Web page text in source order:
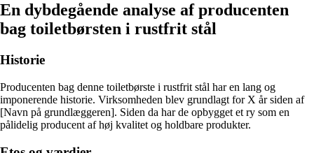
En dybdegående analyse af producenten
bag toiletbørsten i rustfrit stål
Historie
Producenten bag denne toiletbørste i rustfrit stål har en lang og
imponerende historie. Virksomheden blev grundlagt for X år siden af
[Navn på grundlæggeren]. Siden da har de opbygget et ry som en
pålidelig producent af høj kvalitet og holdbare produkter.